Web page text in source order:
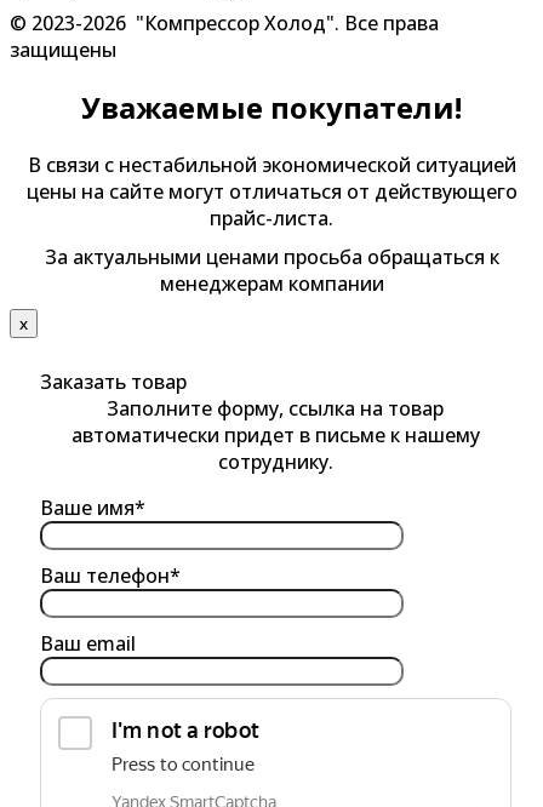
© 2023-2026 "Компрессор Холод". Все права
защищены
Уважаемые покупатели!
В связи с нестабильной экономической ситуацией
цены на сайте могут отличаться от действующего
прайс-листа.
За актуальными ценами просьба обращаться к
менеджерам компании
х
Заказать товар
Заполните форму, ссылка на товар
автоматически придет в письме к нашему
сотруднику.
Ваше имя*
Ваш телефон*
Ваш email
Я согласен наобработку персональных данных